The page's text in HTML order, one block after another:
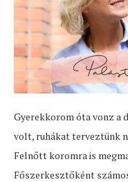
Gyerekkorom óta vonz a
volt, ruhákat terveztünk
Felnőtt koromra is
Főszerkesztőként